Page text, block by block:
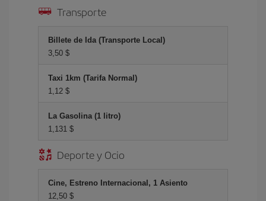
Transporte
Billete de Ida (Transporte Local)
3,50 $
Taxi 1km (Tarifa Normal)
1,12 $
La Gasolina (1 litro)
1,131 $
Deporte y Ocio
Cine, Estreno Internacional, 1 Asiento
12,50 $